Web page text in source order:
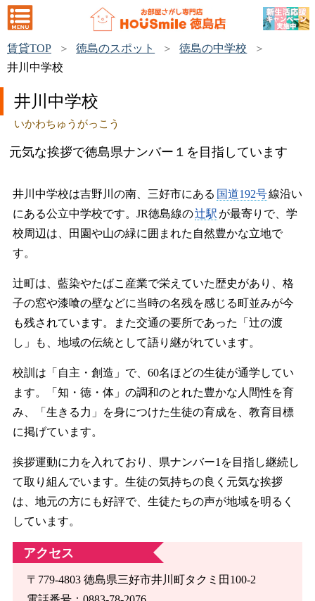
賃貸TOP 徳島のスポット
徳島の中学校
井川中学校
井川中学校
いかわちゅうがっこう
元気な挨拶で徳島県ナンバー１を目指しています
井川中学校は吉野川の南、三好市にある 国道192号線沿い
にある公立中学校です。JR徳島線の辻駅 が最寄りで、学
校周辺は、田園や山の緑に囲まれた自然豊かな立地で
す。
辻町は、藍染やたばこ産業で栄えていた歴史があり、格
子の窓や漆喰の壁などに当時の名残を感じる町並みが今
も残されています。また交通の要所であった「辻の渡
し」も、地域の伝統として語り継がれています。
校訓は「自主・創造」で、60名ほどの生徒が通学してい
ます。「知・徳・体」の調和のとれた豊かな人間性を育
み、「生きる力」を身につけた生徒の育成を、教育目標
に掲げています。
挨拶運動に力を入れており、県ナンバー1を目指し継続し
て取り組んでいます。生徒の気持ちの良く元気な挨拶
は、地元の方にも好評で、生徒たちの声が地域を明るく
しています。
アクセス
〒779-4803 徳島県三好市井川町タクミ田100-2